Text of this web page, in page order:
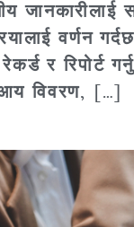
जानकारीलाई
वर्णन
र
आय विवरण, […]